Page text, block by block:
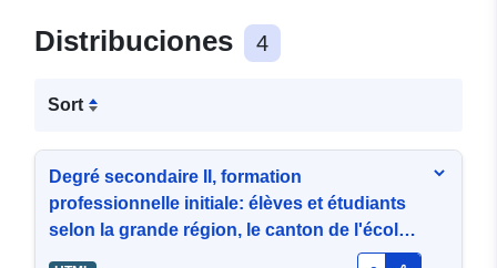
Distribuciones 4
Sort
Degré secondaire II, formation
professionnelle initiale: élèves et étudiants
selon la grande région, le canton de l'école,
le mode d'enseignement et le type de